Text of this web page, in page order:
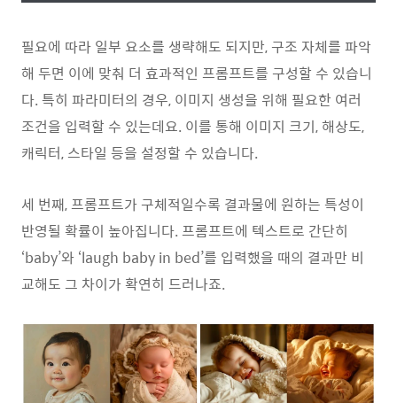
필요에 따라 일부 요소를 생략해도 되지만, 구조 자체를 파악
해 두면 이에 맞춰 더 효과적인 프롬프트를 구성할 수 있습니
다. 특히 파라미터의 경우, 이미지 생성을 위해 필요한 여러
조건을 입력할 수 있는데요. 이를 통해 이미지 크기, 해상도,
캐릭터, 스타일 등을 설정할 수 있습니다.
세 번째, 프롬프트가 구체적일수록 결과물에 원하는 특성이
반영될 확률이 높아집니다. 프롬프트에 텍스트로 간단히
‘baby’와 ‘laugh baby in bed’를 입력했을 때의 결과만 비
교해도 그 차이가 확연히 드러나죠.